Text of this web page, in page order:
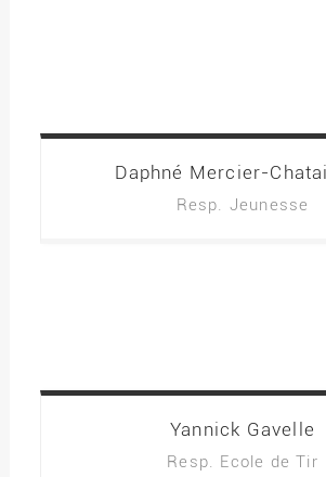
Daphné Mercier-
Resp. Jeunesse
Yannick Gavelle
Resp. Ecole de Tir